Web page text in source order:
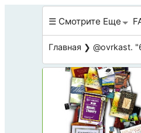
☰ Смотрите Еще
Главная ❯ @ovrkast.